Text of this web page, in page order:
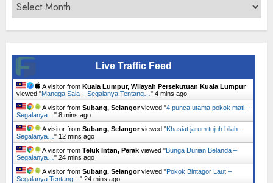
Live Traffic Feed
A visitor from Kuala Lumpur, Wilayah Persekutuan Kuala Lumpur
viewed "Mangga Sala – Segalanya Tentang… " 4 mins ago
A visitor from Subang, Selangorviewed "4 punca utama pokok mati –
Segalanya… " 8 mins ago
A visitor from Subang, Selangorviewed "Khasiat jarum tujuh bilah –
Segalanya… " 12 mins ago
A visitor from Teluk Intan, Perak viewed "Bunga Durian Belanda –
Segalanya… " 24 mins ago
A visitor from Subang, Selangorviewed "Pokok Bintagor Laut –
Segalanya Tentang… " 24 mins ago